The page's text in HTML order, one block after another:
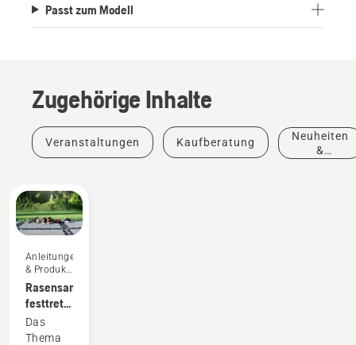
Passt zum Modell
Zugehörige Inhalte
Veranstaltungen Kaufberatung
Neuheiten
&
Anleitungen
& Produkt-
Leitfäden
Rasensamen
festtreten
- ja oder
nein?
Das
Thema